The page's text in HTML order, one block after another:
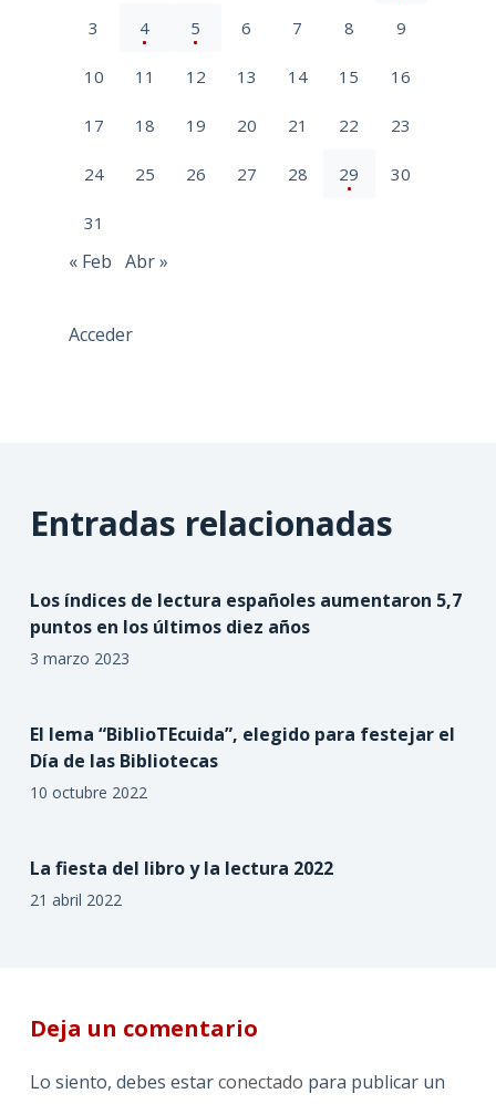
3 4 5 6 7 8 9
10 11 12 13 14 15 16
17 18 19 20 21 22 23
24 25 26 27 28 29 30
31
« Feb Abr »
Acceder
Entradas relacionadas
Los índices de lectura españoles aumentaron 5,7
puntos en los últimos diez años
3 marzo 2023
El lema “BiblioTEcuida”, elegido para festejar el
Día de las Bibliotecas
10 octubre 2022
La fiesta del libro y la lectura 2022
21 abril 2022
Deja un comentario
Lo siento, debes estarconectado para publicar un